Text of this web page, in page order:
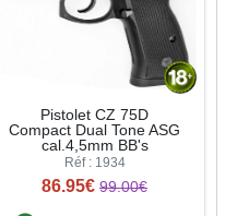
Pistolet CZ 75D
Compact Dual Tone ASG
cal.4,5mm BB's
Réf : 1934
86.95€ 99.00€